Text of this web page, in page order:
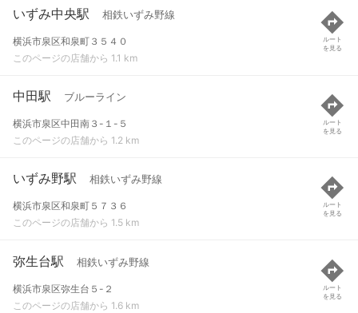
いずみ中央駅 相鉄いずみ野線
横浜市泉区和泉町３５４０
このページの店舗から 1.1 km
ルート
を見る
中田駅 ブルーライン
横浜市泉区中田南３-１-５
このページの店舗から 1.2 km
ルート
を見る
いずみ野駅 相鉄いずみ野線
横浜市泉区和泉町５７３６
このページの店舗から 1.5 km
ルート
を見る
弥生台駅 相鉄いずみ野線
横浜市泉区弥生台５-２
このページの店舗から 1.6 km
ルート
を見る